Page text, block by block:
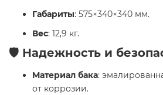
Габариты: 575×340×340 мм.
Вес: 12,9 кг.​
🛡️ Надежность и
Материал бака:
от коррозии.